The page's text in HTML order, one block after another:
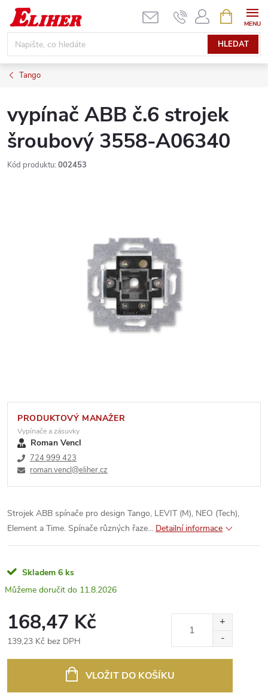
Přejít
obsah
HLEDAT
NÁKUPNÍ
KOŠÍK
Tango
vypínač ABB č.6 strojek
šroubový 3558-A06340
Kód produktu: 002453
PRODUKTOVÝ MANAŽER
Vypínače a zásuvky
Roman Vencl
724 999 423
roman.vencl@eliher.cz
Strojek ABB spínače pro design Tango, LEVIT (M), NEO (Tech),
Element a Time. Spínače různých řaze... Detailní informace
Skladem 6 ks
11.8.2026
168,47 Kč
139,23 Kč bez DPH
VLOŽIT DO KOŠÍKU